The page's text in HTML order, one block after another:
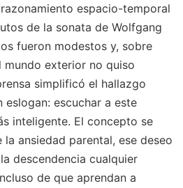
espacio-temporal
de la sonata de Wolfgang
fueron modestos y, sobre
exterior no quiso
simplificó el hallazgo
escuchar a este
inteligente. El concepto se
ansiedad parental, ese deseo
descendencia cualquier
de que aprendan a